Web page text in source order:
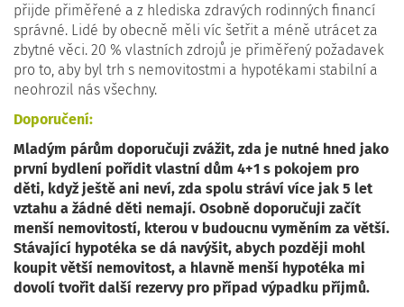
přijde přiměřené a z hlediska zdravých rodinných financí
správné. Lidé by obecně měli víc šetřit a méně utrácet za
zbytné věci. 20 % vlastních zdrojů je přiměřený požadavek
pro to, aby byl trh s nemovitostmi a hypotékami stabilní a
neohrozil nás všechny.
Doporučení:
Mladým párům doporučuji zvážit, zda je nutné hned jako
první bydlení pořídit vlastní dům 4+1 s pokojem pro
děti, když ještě ani neví, zda spolu stráví více jak 5 let
vztahu a žádné děti nemají. Osobně doporučuji začít
menší nemovitostí, kterou v budoucnu vyměním za větší.
Stávající hypotéka se dá navýšit, abych později mohl
koupit větší nemovitost, a hlavně menší hypotéka mi
dovolí tvořit další rezervy pro případ výpadku příjmů.